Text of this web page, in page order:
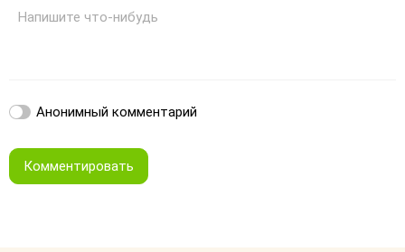
Напишите что-нибудь
Анонимный комментарий
Комментировать